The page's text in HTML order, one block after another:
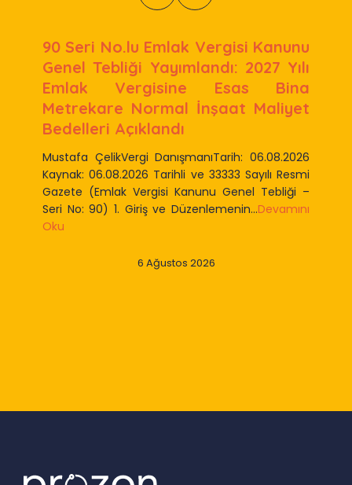
90 Seri No.lu Emlak Vergisi Kanunu
Genel Tebliği Yayımlandı: 2027 Yılı
Emlak Vergisine Esas Bina
Metrekare Normal İnşaat Maliyet
Bedelleri Açıklandı
Mustafa ÇelikVergi DanışmanıTarih: 06.08.2026
Kaynak: 06.08.2026 Tarihli ve 33333 Sayılı Resmi
Gazete (Emlak Vergisi Kanunu Genel Tebliği –
Seri No: 90) 1. Giriş ve Düzenlemenin...Devamını
Oku
6 Ağustos 2026